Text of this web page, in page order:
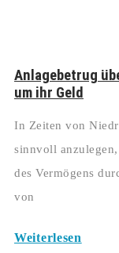
Anlagebetrug
um ihr Geld
In Zeiten von
sinnvoll
des Vermögens
von
Weiterlesen